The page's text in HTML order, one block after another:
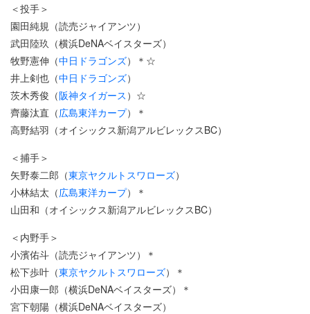
＜投手＞
園田純規（読売ジャイアンツ）
武田陸玖（横浜DeNAベイスターズ）
牧野憲伸（中日ドラゴンズ）＊☆
井上剣也（中日ドラゴンズ）
茨木秀俊（阪神タイガース ）☆
齊藤汰直（広島東洋カープ）＊
高野結羽（オイシックス新潟アルビレックスBC）
＜捕手＞
矢野泰二郎（東京ヤクルトスワローズ）
小林結太（広島東洋カープ）＊
山田和（オイシックス新潟アルビレックスBC）
＜内野手＞
小濱佑斗（読売ジャイアンツ）＊
松下歩叶（東京ヤクルトスワローズ）＊
小田康一郎（横浜DeNAベイスターズ）＊
宮下朝陽（横浜DeNAベイスターズ）